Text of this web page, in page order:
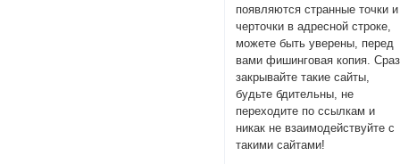
появляются странные точки и
черточки в адресной строке,
можете быть уверены, перед
вами фишинговая копия.
закрывайте такие сайты,
будьте бдительны, не
переходите по ссылкам и
никак не взаимодействуйте с
такими сайтами!